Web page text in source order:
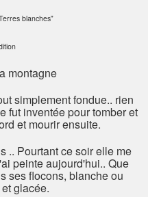
blanches"
simplement fondue.. rien
fut inventée pour tomber et
et mourir ensuite.
.. Pourtant ce soir elle me
peinte aujourd'hui.. Que
ses flocons, blanche ou
glacée.